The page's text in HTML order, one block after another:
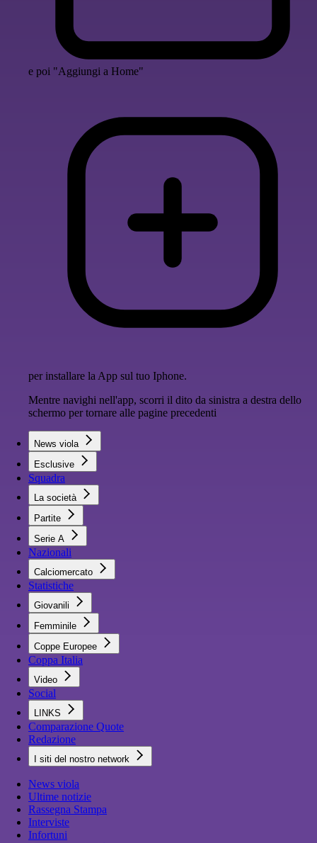
e poi "Aggiungi a Home"
per installare la App sul tuo Iphone.
Mentre navighi nell'app, scorri il dito da sinistra a destra dello
schermo per tornare alle pagine precedenti
News viola
Esclusive
Squadra
La società
Partite
Serie A
Nazionali
Calciomercato
Statistiche
Giovanili
Femminile
Coppe Europee
Coppa Italia
Video
Social
LINKS
Comparazione Quote
Redazione
I siti del nostro network
News viola
Ultime notizie
Rassegna Stampa
Interviste
Infortuni